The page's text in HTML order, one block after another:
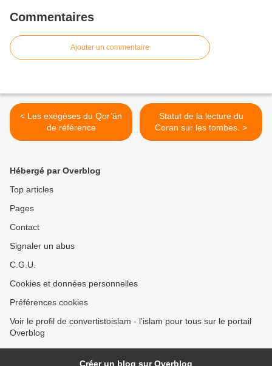
Commentaires
Ajouter un commentaire
< Les exégèses du Qor’ân
de référence
Statut de la lecture du
Coran sur les tombes. >
Hébergé par Overblog
Top articles
Pages
Contact
Signaler un abus
C.G.U.
Cookies et données personnelles
Préférences cookies
Voir le profil de convertistoislam - l'islam pour tous sur le portail
Overblog
Créer un blog sur Overblog